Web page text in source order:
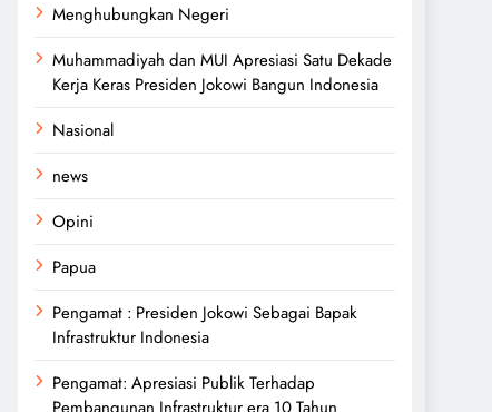
Menghubungkan Negeri
Muhammadiyah dan MUI Apresiasi Satu Dekade
Kerja Keras Presiden Jokowi Bangun Indonesia
Nasional
news
Opini
Papua
Pengamat : Presiden Jokowi Sebagai Bapak
Infrastruktur Indonesia
Pengamat: Apresiasi Publik Terhadap